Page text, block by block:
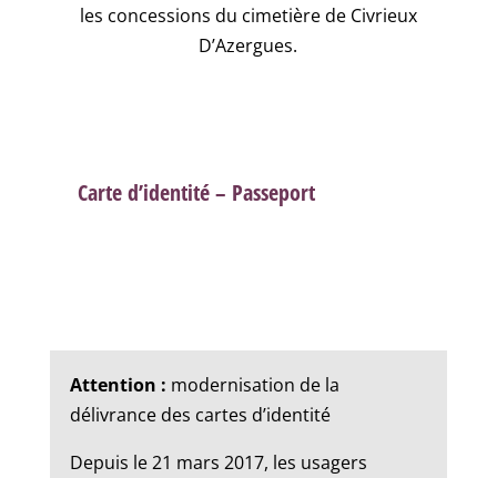
les concessions du cimetière de Civrieux
D’Azergues.
Carte d’identité – Passeport
Attention : modernisation de la
délivrance des cartes d’identité
Depuis le 21 mars 2017, les usagers